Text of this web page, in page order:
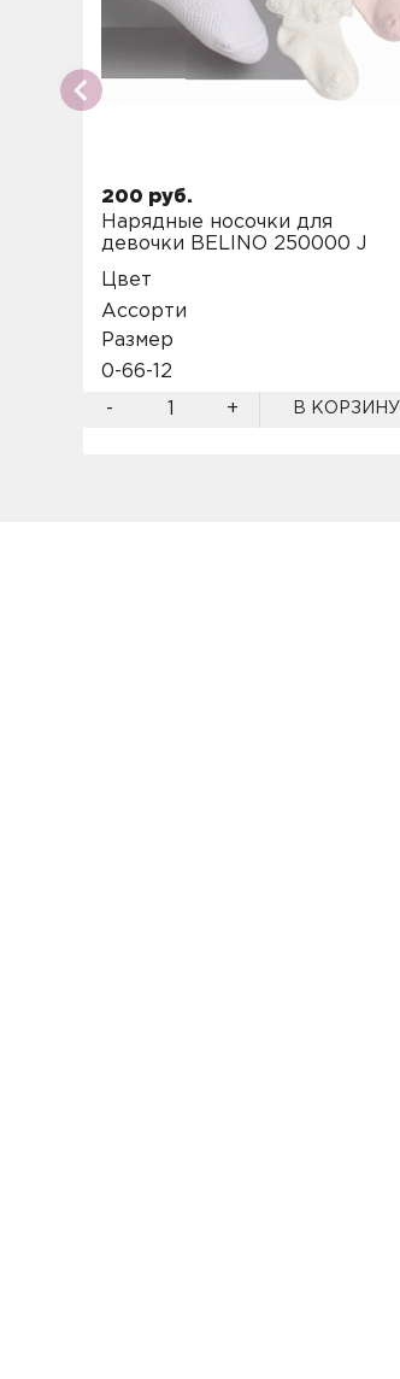
200 руб.
Нарядные носочки для
девочки BELINO 250000 J
Цвет
Ассорти
Размер
0-66-12
- + В КОРЗИНУ